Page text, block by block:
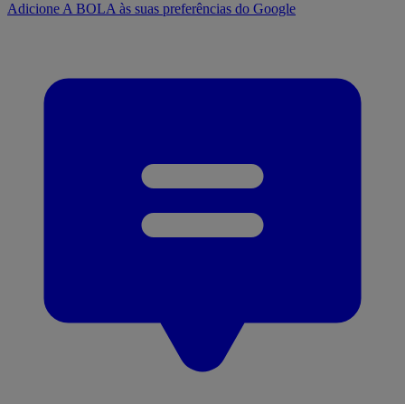
Adicione A BOLA às suas preferências do Google